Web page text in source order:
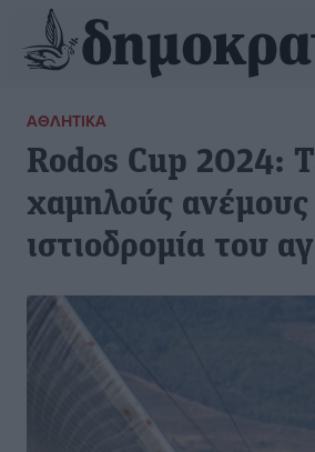
ΑΘΛΗΤΙΚΆ
Rodos Cup 2024:
χαμηλούς
ιστιοδρομία του